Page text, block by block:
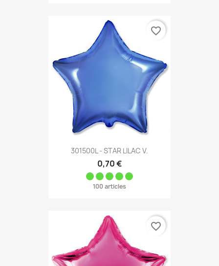
301500L - STAR LILAC V.
0,70 €
100 articles
favorite_border
favorite_border